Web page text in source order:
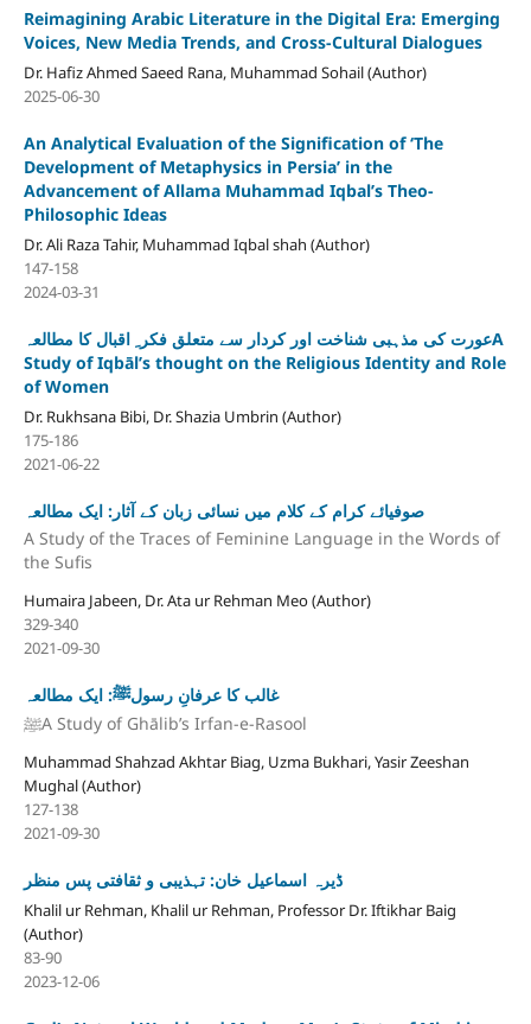
Reimagining Arabic Literature in the Digital Era: Emerging
Voices, New Media Trends, and Cross-Cultural Dialogues
Dr. Hafiz Ahmed Saeed Rana, Muhammad Sohail (Author)
2025-06-30
An Analytical Evaluation of the Signification of ‘The
Development of Metaphysics in Persia’ in the
Advancement of Allama Muhammad Iqbal’s Theo-
Philosophic Ideas
Dr. Ali Raza Tahir, Muhammad Iqbal shah (Author)
147-158
2024-03-31
عورت کی مذہبی شناخت اور کردار سے متعلق فکر ِ اقبال کا مطالعہA
Study of Iqbāl’s thought on the Religious Identity and Role
of Women
Dr. Rukhsana Bibi, Dr. Shazia Umbrin (Author)
175-186
2021-06-22
صوفیائے کرام کے کلام میں نسائی زبان کے آثار: ایک مطالعہ
A Study of the Traces of Feminine Language in the Words of
the Sufis
Humaira Jabeen, Dr. Ata ur Rehman Meo (Author)
329-340
2021-09-30
غالب کا عرفانِ رسولﷺ: ایک مطالعہ
ﷺA Study of Ghālib’s Irfan-e-Rasool
Muhammad Shahzad Akhtar Biag, Uzma Bukhari, Yasir Zeeshan
Mughal (Author)
127-138
2021-09-30
ڈیرہ اسماعیل خان: تہذیبی و ثقافتی پس منظر
Khalil ur Rehman, Khalil ur Rehman, Professor Dr. Iftikhar Baig
(Author)
83-90
2023-12-06